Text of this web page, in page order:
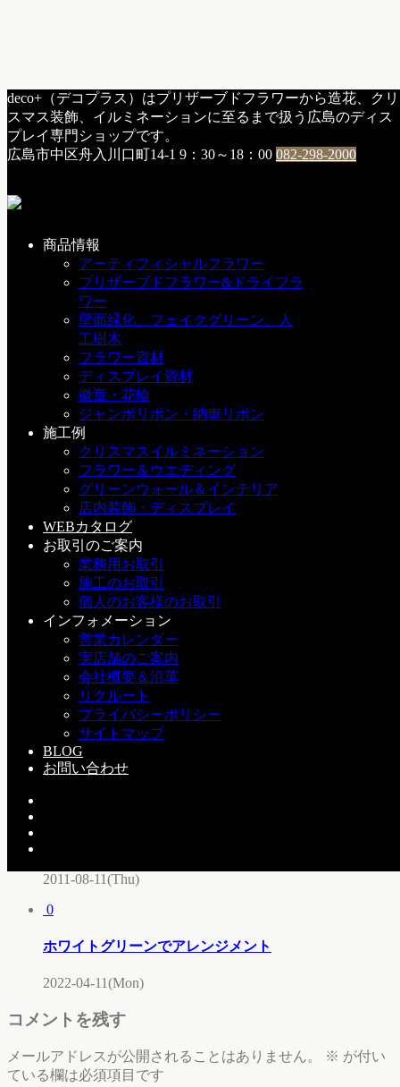
deco+（デコプラス）はプリザーブドフラワーから造花、クリ
スマス装飾、イルミネーションに至るまで扱う広島のディス
プレイ専門ショップです。
広島市中区舟入川口町14-1 9：30～18：00 082-298-2000
商品情報
アーティフィシャルフラワー
プリザーブドフラワー&ドライフラ
ワー
壁面緑化、フェイクグリーン、人
工樹木
フラワー資材
ディスプレイ資材
徽章・花輪
ジャンボリボン・納車リボン
施工例
クリスマスイルミネーション
フラワー＆ウエディング
グリーンウォール＆インテリア
店内装飾・ディスプレイ
WEBカタログ
お取引のご案内
業務用お取引
施工のお取引
個人のお客様のお取引
インフォメーション
営業カレンダー
実店舗のご案内
会社概要＆沿革
リクルート
プライバシーポリシー
サイトマップ
BLOG
お問い合わせ
HOME
g：オーダーアレンジメント/フラワー＆ウエディング
ピーチカラーのラウンドブーケ
◇ピーチカラーのラウンドブーケ◇
ガーデンウェディングでナチュラルなブーケを。生成り色の
ドレスに、花冠。ナチュラルなピーチカラーのラウンドブー
ケがよくお似合いでとても素敵でした。
g：オーダーアレンジメント フラワー＆ウエディング
三戸 益徳
デコプラス代表。
宮島厳島神社にて。
ホワイトブーケとスワロフスキーの蝶
こちらの記事もどうぞ
本日の納品！
2008-05-28(Wed)
2011-08-11(Thu)
0
ホワイトグリーンでアレンジメント
2022-04-11(Mon)
コメントを残す
メールアドレスが公開されることはありません。 ※ が付い
ている欄は必須項目です